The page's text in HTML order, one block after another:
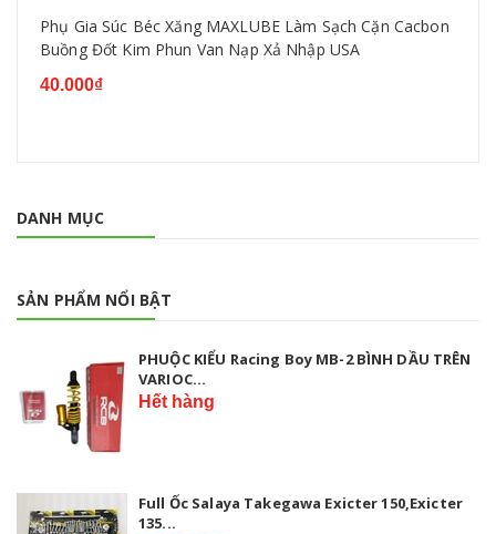
Phụ Gia Súc Béc Xăng MAXLUBE Làm Sạch Cặn Cacbon
Buồng Đốt Kim Phun Van Nạp Xả Nhập USA
40.000₫
DANH MỤC
SẢN PHẨM NỔI BẬT
PHUỘC KIỂU Racing Boy MB-2 BÌNH DẦU TRÊN
VARIOC...
Hết hàng
Full Ốc Salaya Takegawa Exicter 150,Exicter
135...